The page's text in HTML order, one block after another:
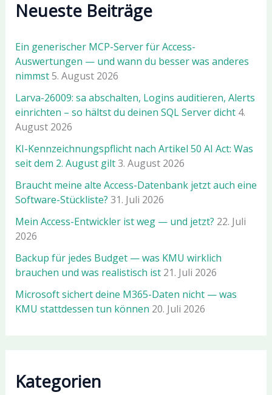
Neueste Beiträge
Ein generischer MCP-Server für Access-
Auswertungen — und wann du besser was anderes
nimmst5. August 2026
Larva-26009: sa abschalten, Logins auditieren, Alerts
einrichten – so hältst du deinen SQL Server dicht 4.
August 2026
KI-Kennzeichnungspflicht nach Artikel 50 AI Act: Was
seit dem 2. August gilt3. August 2026
Braucht meine alte Access-Datenbank jetzt auch eine
Software-Stückliste? 31. Juli 2026
Mein Access-Entwickler ist weg — und jetzt? 22. Juli
2026
Backup für jedes Budget — was KMU wirklich
brauchen und was realistisch ist 21. Juli 2026
Microsoft sichert deine M365-Daten nicht — was
KMU stattdessen tun können 20. Juli 2026
Kategorien